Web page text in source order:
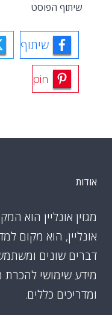
שיתוף הפוסט
שיתוף
pin
אודות
מגזין אונליין הוא
אונליין, הוא מקום
דברים שונים
מידע שימושי להכרת
ומדריכים כללים.